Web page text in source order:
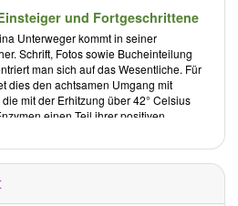
und Fortgeschrittene
Unterwegerkommt in seiner
Schrift, Fotos sowie Bucheinteilung
man sich auf das Wesentliche. Für
dies den achtsamen Umgang mit
mit der Erhitzung über 42° Celsius
einen Teil ihrer positiven
für roh-vegane Ernährung als
Dabei ist es ihr ein
Spaß am Essen und Zubereiten sowie
Rohkost sind.
zum Begriff